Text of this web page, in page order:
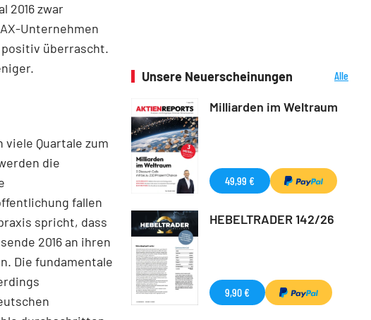
2016 zwar
Unternehmen
überrascht.
Quartale zum
die
fallen
spricht, dass
2016 an ihren
Die fundamentale
Unsere Neuerscheinungen
Alle
Milliarden im Weltraum
49,99 €
HEBELTRADER 142/26
9,90 €